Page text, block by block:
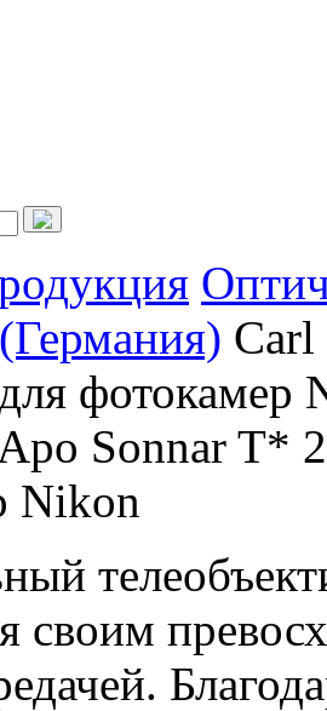
Carl
фотокамер
Sonnar T*
Nikon
своим